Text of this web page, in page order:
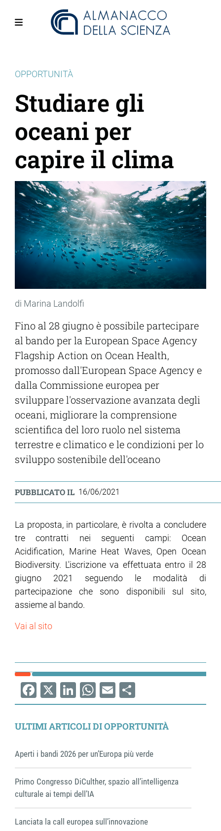
OPPORTUNITÀ
Studiare gli
oceani per
capire il clima
di Marina Landolfi
Fino al 28 giugno è possibile partecipare
al bando per la European Space Agency
Flagship Action on Ocean Health,
promosso dall'European Space Agency e
dalla Commissione europea per
sviluppare l'osservazione avanzata degli
oceani, migliorare la comprensione
scientifica del loro ruolo nel sistema
terrestre e climatico e le condizioni per lo
sviluppo sostenibile dell'oceano
PUBBLICATO IL 16/06/2021
La proposta, in particolare, è rivolta a concludere
tre contratti nei seguenti campi: Ocean
Acidification, Marine Heat Waves, Open Ocean
Biodiversity. L'iscrizione va effettuata entro il 28
giugno 2021 seguendo le modalità di
partecipazione che sono disponibili sul sito,
assieme al bando.
Vai al sito
Facebook
X LinkedIn
WhatsApp
EmailShare
ULTIMI ARTICOLI DI OPPORTUNITÀ
Aperti i bandi 2026 per un’Europa più verde
Primo Congresso DiCulther, spazio all’intelligenza
culturale ai tempi dell’IA
Lanciata la call europea sull’innovazione